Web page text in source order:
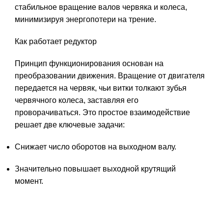
стабильное вращение валов червяка и колеса,
минимизируя энергопотери на трение.
Как работает редуктор
Принцип функционирования основан на
преобразовании движения. Вращение от двигателя
передается на червяк, чьи витки толкают зубья
червячного колеса, заставляя его
проворачиваться. Это простое взаимодействие
решает две ключевые задачи:
Снижает число оборотов на выходном валу.
Значительно повышает выходной крутящий
момент.